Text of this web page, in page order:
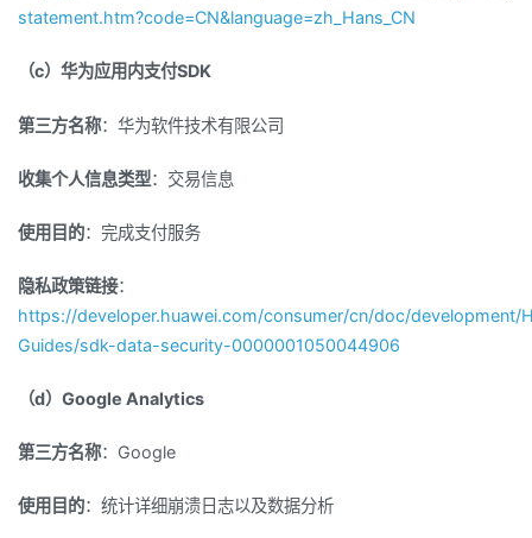
statement.htm?code=CN&language=zh_Hans_CN
（c）华为应用内支付SDK
第三方名称：华为软件技术有限公司
收集个人信息类型：交易信息
使用目的：完成支付服务
隐私政策链接：
https://developer.huawei.com/consumer/cn/doc/development/
Guides/sdk-data-security-0000001050044906
（d）Google Analytics
第三方名称：Google
使用目的：统计详细崩溃日志以及数据分析